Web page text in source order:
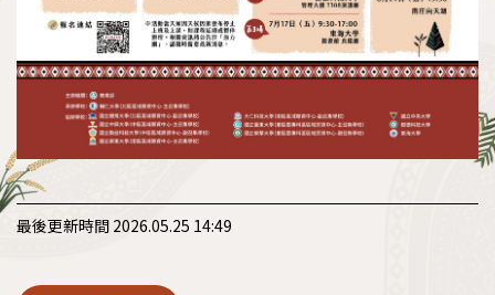
最後更新時間 2026.05.25 14:49